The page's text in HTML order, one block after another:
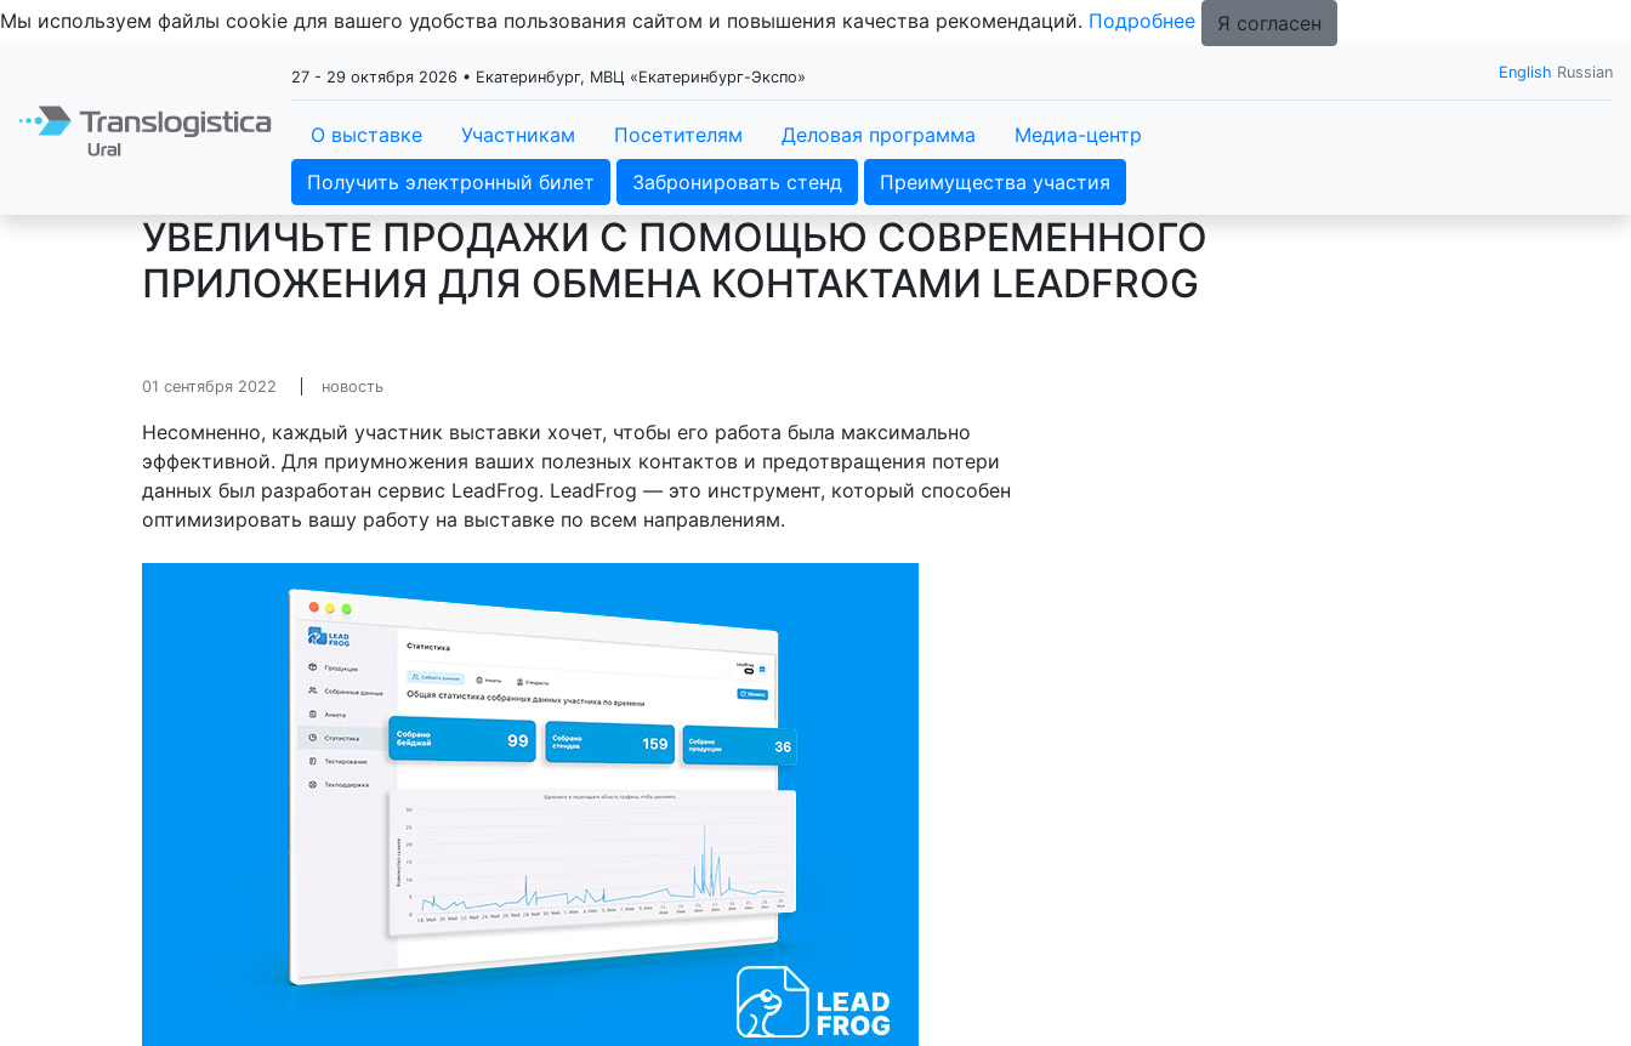
Мы используем файлы cookie для вашего удобства пользования сайтом и повышения качества рекомендаций. Подробнее Я согласен
27 - 29 октября 2026 • Екатеринбург, МВЦ «Екатеринбург-Экспо» English Russian
О выставке Участникам Посетителям Деловая программа
Медиа-центр
Получить электронный билет
Забронировать стенд Преимущества участия
УВЕЛИЧЬТЕ ПРОДАЖИ С ПОМОЩЬЮ СОВРЕМЕННОГО
ПРИЛОЖЕНИЯ ДЛЯ ОБМЕНА КОНТАКТАМИ LEADFROG
01 сентября 2022 новость
Несомненно, каждый участник выставки хочет, чтобы его работа была максимально
эффективной. Для приумножения ваших полезных контактов и предотвращения потери
данных был разработан сервис LeadFrog. LeadFrog — это инструмент, который способен
оптимизировать вашу работу на выставке по всем направлениям.